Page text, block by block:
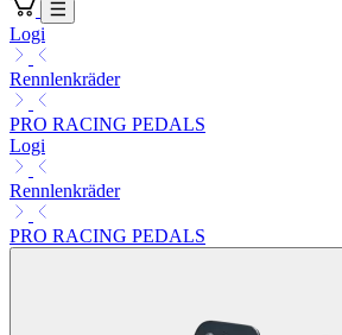
Logi
Rennlenkräder
PRO RACING PEDALS
Logi
Rennlenkräder
PRO RACING PEDALS